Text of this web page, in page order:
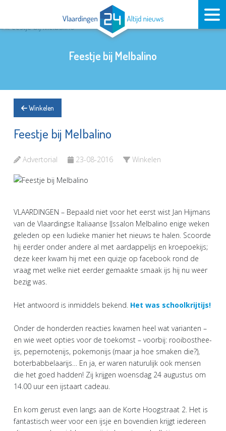
Feestje bij Melbalino
Winkelen
Feestje bij Melbalino
Advertorial 23-08-2016 Winkelen
VLAARDINGEN – Bepaald niet voor het eerst wist Jan Hijmans
van de Vlaardingse Italiaanse IJssalon Melbalino enige weken
geleden op een ludieke manier het nieuws te halen. Scoorde
hij eerder onder andere al met aardappelijs en kroepoekijs;
deze keer kwam hij met een quizje op facebook rond de
vraag met welke niet eerder gemaakte smaak ijs hij nu weer
bezig was.
Het antwoord is inmiddels bekend. Het was schoolkrijtijs!
Onder de honderden reacties kwamen heel wat varianten –
en wie weet opties voor de toekomst – voorbij: rooibosthee-
ijs, pepernotenijs, pokemonijs (maar ja hoe smaken die?),
boterbabbelaarijs… En ja, er waren naturulijk ook mensen
die het goed hadden! Zij krijgen woensdag 24 augustus om
14.00 uur een ijstaart cadeau.
En kom gerust even langs aan de Korte Hoogstraat 2. Het is
fantastisch weer voor een ijsje en bovendien krijgt iedereen